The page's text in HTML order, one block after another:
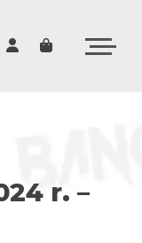
Cart
r. –